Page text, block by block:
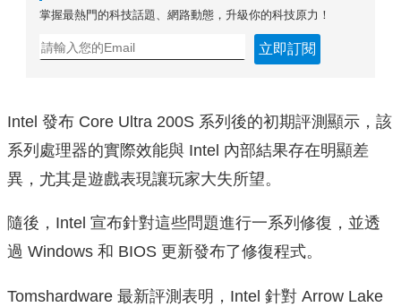
掌握最熱門的科技話題、網路動態，升級你的科技原力！
立即訂閱
Intel 發布 Core Ultra 200S 系列後的初期評測顯示，該
系列處理器的實際效能與 Intel 內部結果存在明顯差
異，尤其是遊戲表現讓玩家大失所望。
隨後，Intel 宣布針對這些問題進行一系列修復，並透
過 Windows 和 BIOS 更新發布了修復程式。
Tomshardware 最新評測表明，Intel 針對 Arrow Lake